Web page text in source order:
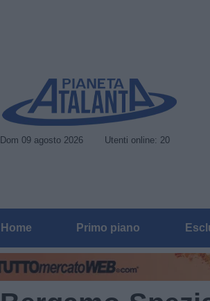
Dom 09 agosto 2026 Utenti online: 20
Home Primo piano